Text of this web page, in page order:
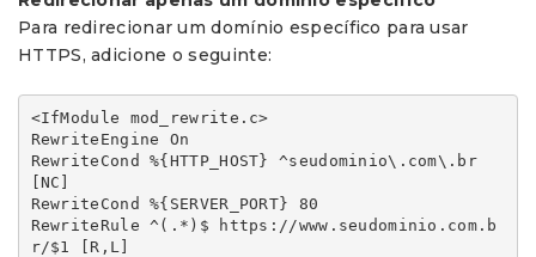
Para redirecionar um domínio específico para usar
HTTPS, adicione o seguinte:
<IfModule mod_rewrite.c>
RewriteEngine On
RewriteCond %{HTTP_HOST} ^seudominio\.com\.br
[NC]
RewriteCond %{SERVER_PORT} 80
RewriteRule ^(.*)$ https://www.seudominio.com.b
r/$1 [R,L]